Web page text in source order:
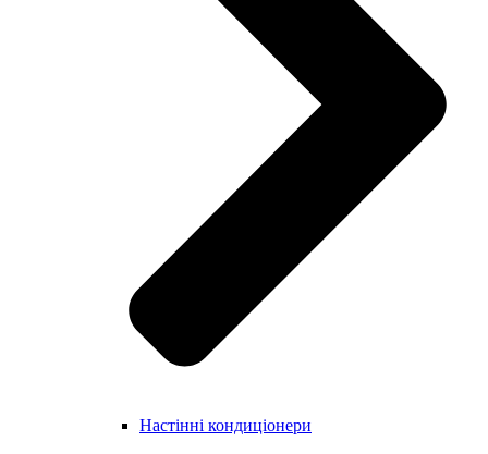
Настінні кондиціонери